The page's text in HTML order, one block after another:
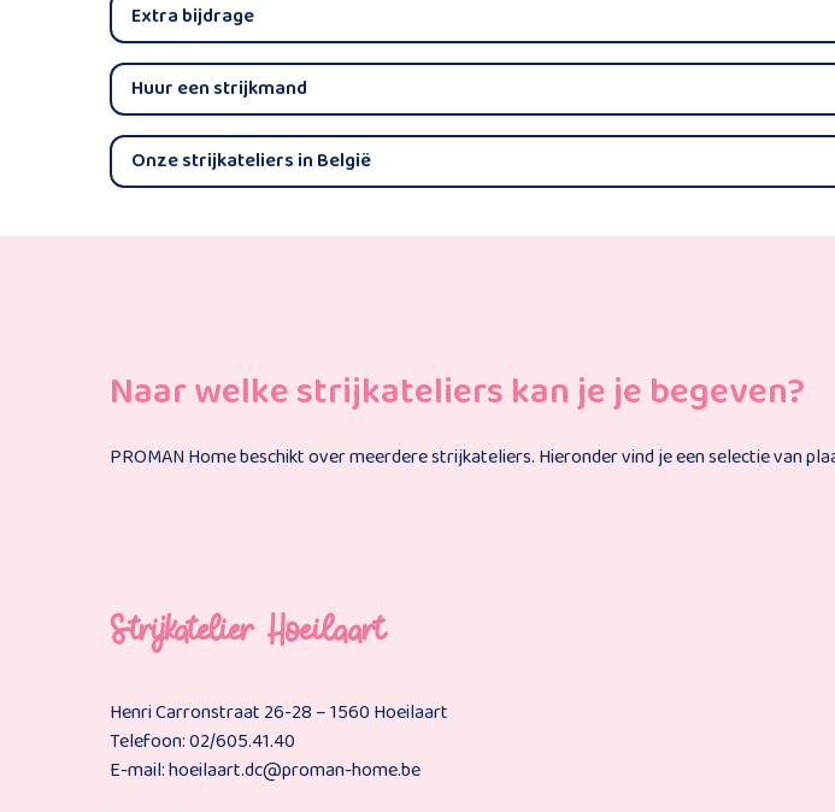
Extra bijdrage
Huur een strijkmand
Onze strijkateliers in België
Naar welke strijkateliers kan je je begeven?
PROMAN Home beschikt over meerdere strijkateliers. Hieronder vind je een selectie van
Strijkatelier Hoeilaart
Henri Carronstraat 26-28 – 1560 Hoeilaart
Telefoon: 02/605.41.40
E-mail: hoeilaart.dc@proman-home.be